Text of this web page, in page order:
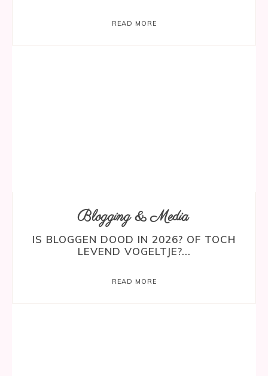
READ MORE
Blogging & Media
IS BLOGGEN DOOD IN 2026? OF TOCH
LEVEND VOGELTJE?...
READ MORE